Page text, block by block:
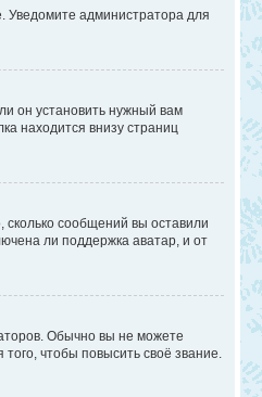
Уведомите администратора для
он установить нужный вам
находится внизу страниц
сколько сообщений вы оставили
ли поддержка аватар, и от
Обычно вы не можете
чтобы повысить своё звание.